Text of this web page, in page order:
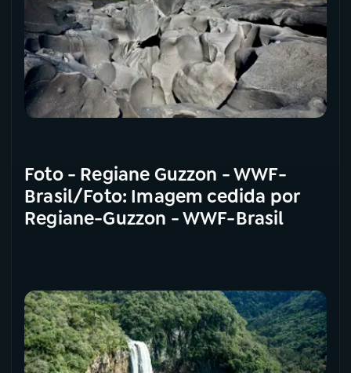
Foto - Regiane Guzzon - WWF-
Brasil/Foto: Imagem cedida por
Regiane-Guzzon - WWF-Brasil